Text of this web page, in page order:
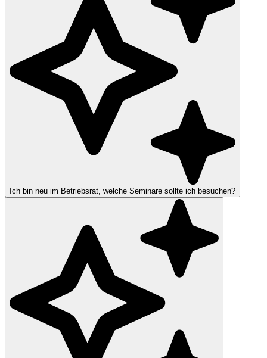
Ich bin neu im Betriebsrat, welche Seminare sollte ich besuchen?